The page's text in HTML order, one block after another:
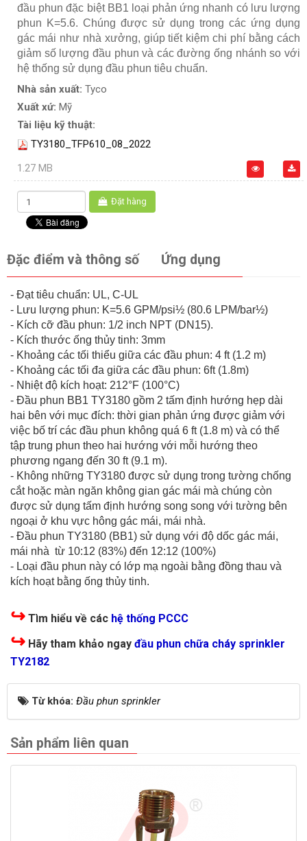
đầu phun đặc biệt BB1 loại phản ứng nhanh có lưu lượng
phun K=5.6. Chúng được sử dụng trong các ứng dụng
gác mái như nhà xưởng, giúp tiết kiệm chi phí bằng cách
giảm số lượng đầu phun và các đường ống nhánh so với
hệ thống sử dụng đầu phun tiêu chuẩn.
Nhà sản xuất: Tyco
Xuất xứ: Mỹ
Tài liệu kỹ thuật:
TY3180_TFP610_08_2022
1.27 MB
Đặt hàng
Đặc điểm và thông số Ứng dụng
- Đạt tiêu chuẩn: UL, C-UL
- Lưu lượng phun: K=5.6 GPM/psi½ (80.6 LPM/bar½)
- Kích cỡ đầu phun: 1/2 inch NPT (DN15).
- Kích thước ống thủy tinh: 3mm
- Khoảng các tối thiểu giữa các đầu phun: 4 ft (1.2 m)
- Khoảng các tối đa giữa các đầu phun: 6ft (1.8m)
- Nhiệt độ kích hoạt: 212°F (100°C)
- Đầu phun BB1 TY3180 gồm 2 tấm định hướng hẹp dài
hai bên với mục đích: thời gian phản ứng được giảm với
việc bố trí các đầu phun không quá 6 ft (1.8 m) và có thể
tập trung phun theo hai hướng với mỗi hướng theo
phương ngang đến 30 ft (9.1 m).
- Không những TY3180 được sử dụng trong tường chống
cắt hoặc màn ngăn không gian gác mái mà chúng còn
được sử dụng tấm định hướng song song với tường bên
ngoại ở khu vực hông gác mái, mái nhà.
- Đầu phun TY3180 (BB1) sử dụng với độ dốc gác mái,
mái nhà từ 10:12 (83%) đến 12:12 (100%)
- Loại đầu phun này có lớp mạ ngoài bằng đồng thau và
kích hoạt bằng ống thủy tinh.
↪ Tìm hiểu về các hệ thống PCCC
↪ Hãy tham khảo ngay đầu phun chữa cháy sprinkler
TY2182
Từ khóa: Đầu phun sprinkler
Sản phẩm liên quan